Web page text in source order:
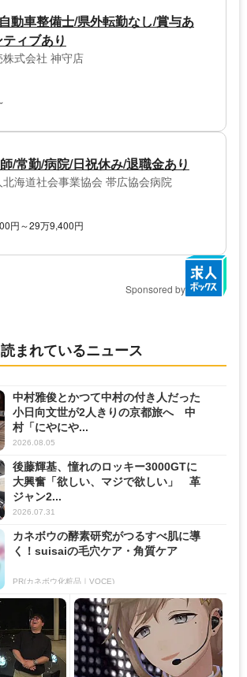
動車整備士/県外転勤なし/賞与あ
ィブあり
株式会社 神守店
/常勤/病院/日祝休み/退職金あり
海道社会事業協会 帯広協会病院
円～29万9,400円
Sponsored by
まれているニュース
中村雅俊とかつて中村の付き人だった
小日向文世が2人きりの京都旅へ 中
村「にやにや...
2026.08.05
後藤輝基、憧れのロッキー3000GTに
大興奮「欲しい、マジで欲しい」 革
ジャン2...
2026.07.31
カネボウの酵素研究がつるすべ肌に導
く！suisaiの毛穴ケア・角質ケア
PR(カネボウ化粧品｜VOCE)